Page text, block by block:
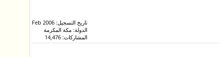
تاريخ التسجيل: Feb 2006
الدولة: مكة المكرمة
المشاركات: 14,476